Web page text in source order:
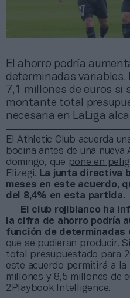
El ahorro podría
determinadas
7,1 millones de euros si
montante total
necesaria en LaLiga
El Athletic Club acuerda
bocina antes de una nueva
domingo, que pone en
Elizegi. La junta directiva
meses en este acuerdo,
del 8,4% en esta partida.
El club rojiblanco ha
la cifra de ahorro podría
función de
que se pudieran producir.
total presupuestado para
este acuerdo permitirá a la
millones y 8,5 millones de
2Playbook Intelligence.